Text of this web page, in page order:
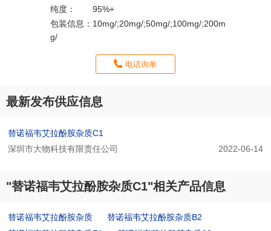
纯度：
95%+
包装信息： 10mg/;20mg/;50mg/;100mg/;200m
g/
电话询单
最新发布供应信息
替诺福韦艾拉酚胺杂质C1
深圳市大物科技有限责任公司
2022-06-14
"替诺福韦艾拉酚胺杂质C1"相关产品信息
替诺福韦艾拉酚胺杂质
替诺福韦艾拉酚胺杂质B2